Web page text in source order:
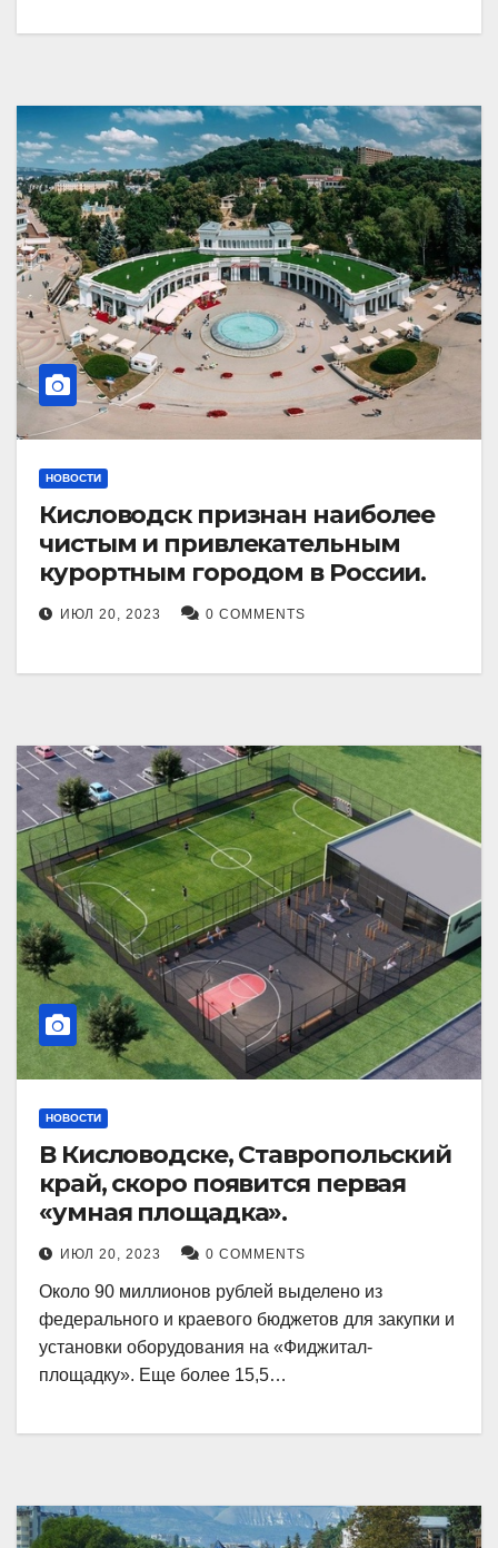
НОВОСТИ
Кисловодск признан наиболее
чистым и привлекательным
курортным городом в России.
ИЮЛ 20, 2023 0 COMMENTS
НОВОСТИ
В Кисловодске, Ставропольский
край, скоро появится первая
«умная площадка».
ИЮЛ 20, 2023 0 COMMENTS
Около 90 миллионов рублей выделено из
федерального и краевого бюджетов для закупки и
установки оборудования на «Фиджитал-
площадку». Еще более 15,5…